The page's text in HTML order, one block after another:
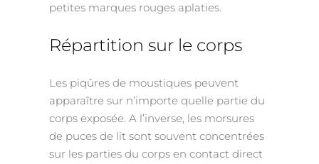
petites marques rouges aplaties.
Répartition sur le corps
Les piqûres de moustiques peuvent
apparaître sur n’importe quelle partie du
corps exposée. A l’inverse, les morsures
de puces de lit sont souvent concentrées
sur les parties du corps en contact direct